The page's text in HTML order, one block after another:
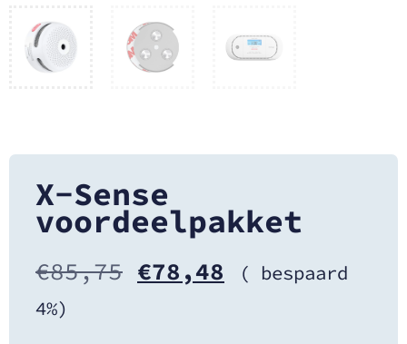
X-Sense
voordeelpakket
€85,75 €78,48
( bespaard
4%)